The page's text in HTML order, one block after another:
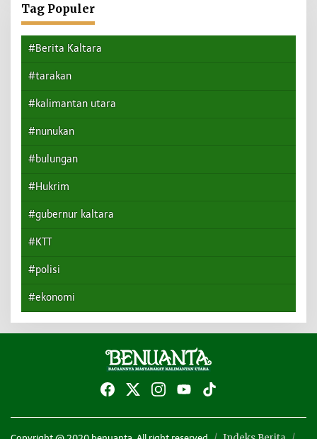
Tag Populer
#Berita Kaltara
#tarakan
#kalimantan utara
#nunukan
#bulungan
#Hukrim
#gubernur kaltara
#KTT
#polisi
#ekonomi